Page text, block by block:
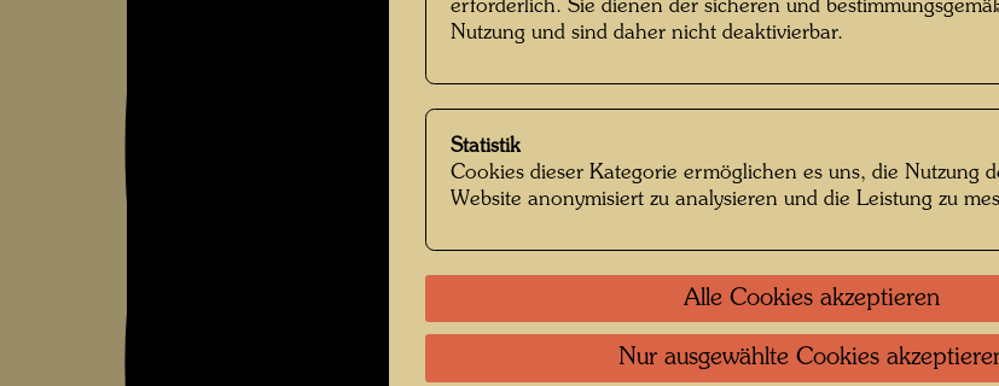
der Geist, der es hervorbrachte, kund. Er
gehorchen. Alles Individuelle, alles
...
Das aber stellt den Nährboden für den
im Menschen immer auch das Eigenartige,
verlangt. Wenn also Hundertwasser
alle gleich ausschauenden Löffel verurteilt,
Wirklichkeit ab auf die dahinter sich
erforderlich. Sie dienen der sicheren und
Nutzung und sind daher nicht deaktivierbar.
Statistik
Cookies dieser Kategorie ermöglichen es uns, die Nutzung
Website anonymisiert zu analysieren und die Leistung zu
Alle Cookies akzeptieren
Nur ausgewählte Cookies